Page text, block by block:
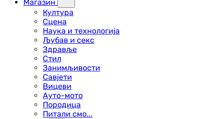
Магазин
Култура
Сцена
Наука и технологија
Љубав и секс
Здравље
Стил
Занимљивости
Савјети
Вицеви
Ауто-мото
Породица
Питали смо...